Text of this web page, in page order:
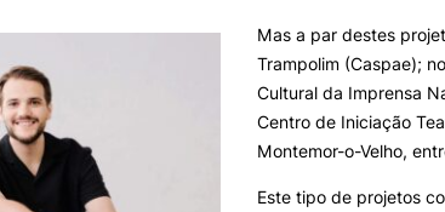
Mas a par destes
Trampolim (Caspae);
Cultural da Imprensa
Centro de Iniciação
Montemor-o-Velho,
Este tipo de projetos